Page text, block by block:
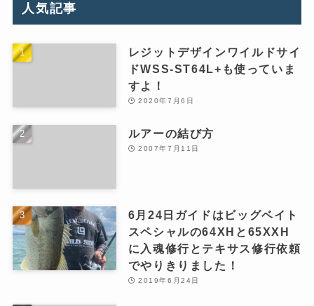
人気記事
レジットデザインワイルドサイ
ドWSS-ST64L+も使っていま
すよ！
2020年7月6日
ルアーの結び方
2007年7月11日
6月24日ガイドはビッグベイト
スペシャルの64XHと65XXH
に入魂修行とテキサス修行依頼
でやりきりました！
2019年6月24日